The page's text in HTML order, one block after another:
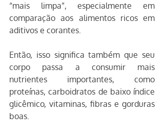
“mais limpa”, especialmente em
comparação aos alimentos ricos em
aditivos e corantes.
Então, isso significa também que seu
corpo passa a consumir mais
nutrientes importantes, como
proteínas, carboidratos de baixo índice
glicêmico, vitaminas, fibras e gorduras
boas.